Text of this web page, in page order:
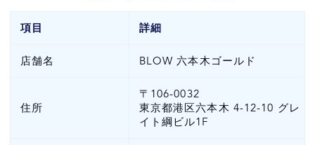
ノ』
日本語対応で安心、言葉の不安なく楽しめる
海外旅行が初めてでも安心、空港から直行で
項目 詳細
店舗名 BLOW 六本木ゴールド
住所
〒106-0032
東京都港区六本木 4-12-10 グレ
イト綱ビル1F